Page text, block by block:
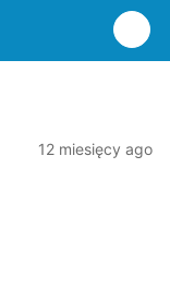
12 miesięcy ago